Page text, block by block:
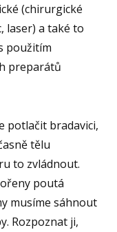
(chirurgické
laser) a také to
použitím
preparátů
potlačit bradavici,
tělu
to zvládnout.
poutá
musíme sáhnout
Rozpoznat ji,